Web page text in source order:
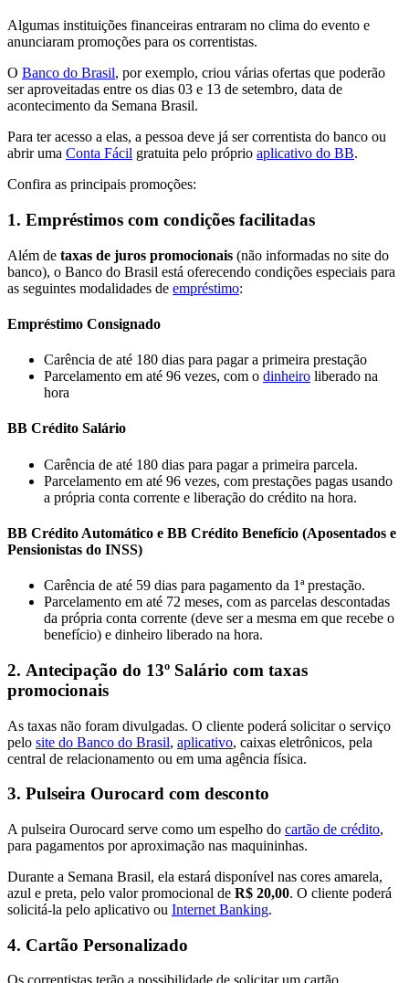
Algumas instituições financeiras entraram no clima do evento e
anunciaram promoções para os correntistas.
O Banco do Brasil, por exemplo, criou várias ofertas que poderão
ser aproveitadas entre os dias 03 e 13 de setembro, data de
acontecimento da Semana Brasil.
Para ter acesso a elas, a pessoa deve já ser correntista do banco ou
abrir uma Conta Fácil gratuita pelo próprio aplicativo do BB.
Confira as principais promoções:
1. Empréstimos com condições facilitadas
Além de taxas de juros promocionais (não informadas no site do
banco), o Banco do Brasil está oferecendo condições especiais para
as seguintes modalidades de empréstimo:
Empréstimo Consignado
Carência de até 180 dias para pagar a primeira prestação
Parcelamento em até 96 vezes, com o dinheiro liberado na
hora
BB Crédito Salário
Carência de até 180 dias para pagar a primeira parcela.
Parcelamento em até 96 vezes, com prestações pagas usando
a própria conta corrente e liberação do crédito na hora.
BB Crédito Automático e BB Crédito Benefício (Aposentados e
Pensionistas do INSS)
Carência de até 59 dias para pagamento da 1ª prestação.
Parcelamento em até 72 meses, com as parcelas descontadas
da própria conta corrente (deve ser a mesma em que recebe o
benefício) e dinheiro liberado na hora.
2. Antecipação do 13º Salário com taxas
promocionais
As taxas não foram divulgadas. O cliente poderá solicitar o serviço
pelo site do Banco do Brasil, aplicativo, caixas eletrônicos, pela
central de relacionamento ou em uma agência física.
3. Pulseira Ourocard com desconto
A pulseira Ourocard serve como um espelho do cartão de crédito,
para pagamentos por aproximação nas maquininhas.
Durante a Semana Brasil, ela estará disponível nas cores amarela,
azul e preta, pelo valor promocional de R$ 20,00. O cliente poderá
solicitá-la pelo aplicativo ou Internet Banking.
4. Cartão Personalizado